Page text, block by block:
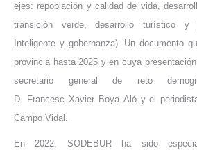
ejes: repoblación y calidad de vida,
transición verde, desarrollo turístico y
Inteligente y gobernanza). Un documento
provincia hasta 2025 y en cuya
secretario general de reto
D. Francesc Xavier Boya Aló y el
Campo Vidal.
En 2022, SODEBUR ha sido